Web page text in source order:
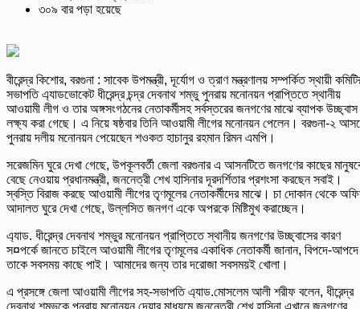
৩০৯ বার পড়া হয়েছে
বীরেন্দ্র কিশোর, বরগুনা : সাবেক উপমন্ত্রী, দূর্যোগ ও ত্রাণ মন্ত্রণালয় সম্পর্কিত স্থায়ী
সভাপতি এ্যাডভোকেট ধীরেন্দ্র চন্দ্র দেবনাথ শম্ভু পুনরায় মনোনয়ন প্রাপ্তিতে স্থানীয়
আওয়ামী লীগ ও তার অঙ্গসংগঠনের নেতাকর্মীসহ সর্বস্তরের জনগণের মাঝে ব্যাপক উচ্ছ্বাস
লক্ষ্য করা গেছে। এ নিয়ে ষষ্ঠবার তিনি আওয়ামী লীগের মনোনয়ন পেলেন। বরগুনা-২
পুনরায় দলীয় মনোনয়ন পেয়েছেন শওকত হাচানুর রহমান রিমন এমপি।
সরেজমিন ঘুরে দেখা গেছে, উপকূলবর্তী জেলা বরগুনার এ আসনটিতে জনগণের কাছের
বেছে নেওয়ায় প্রধানমন্ত্রী, জননেত্রী শেখ হাসিনার দূরদর্শিতার প্রশংসা করছেন সবাই।
স্বস্তি বিরাজ করছে আওয়ামী লীগের তৃণমূলের নেতাকর্মীদের মাঝে। চা দোকান থেকে
আদালত ঘুরে দেখা গেছে, উল্লসিত জনগণ একে অপরকে মিষ্টিমুখ করাচ্ছেন।
এ্যাড. ধীরেন্দ্র দেবনাথ শম্ভুর মনোনয়ন প্রাপ্তিতে স্থানীয় জনগণের উচ্ছ্বাসের কারণ
স¤পর্কে জানতে চাইলে আওয়ামী লীগের তৃণমূলের একাধিক নেতাকর্মী জানান, বিপদে-আপদে
তাকে সবসময় কাছে পাই। আমাদের জন্য তার দরোজা সবসময়ই খোলা।
এ প্রসঙ্গে জেলা আওয়ামী লীগের সহ-সভাপতি এ্যাড.মোসলেম আলী শরীফ বলেন, ধীরেন্দ্র